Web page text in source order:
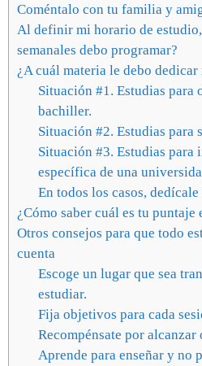
Coméntalo con tu familia y
Al definir mi horario de estudio,
semanales debo programar?
¿A cuál materia le debo dedicar
Situación #1. Estudias para
bachiller.
Situación #2. Estudias para
Situación #3. Estudias para
específica de una
En todos los casos,
¿Cómo saber cuál es tu puntaje
Otros consejos para que todo
cuenta
Escoge un lugar que sea
estudiar.
Fija objetivos para cada
Recompénsate por alcanzar
Aprende para enseñar y no